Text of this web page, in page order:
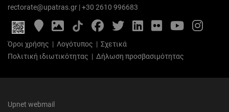
rectorate@upatras.gr |+30 2610 996683
Google
Maps
Photo
Gallery
FacebookTwitterLinkedIn
FlickrYouTube
Όροι χρήσης | Λογότυπος | Σχετικά
Πολιτική ιδιωτικότητας | Δήλωση προσβασιμότητας
Upnet webmail